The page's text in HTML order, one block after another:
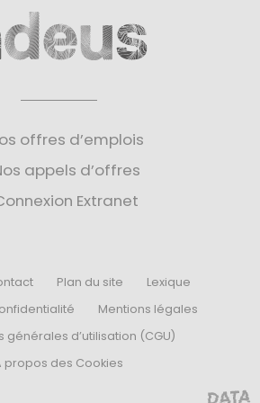
offres d’emplois
appels d’offres
Extranet
Plan du site
Lexique
Mentions légales
générales d’utilisation (CGU)
propos des Cookies